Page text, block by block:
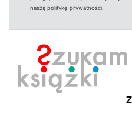
naszą politykę prywatności.